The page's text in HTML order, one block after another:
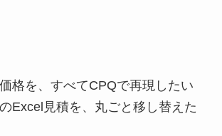
格を、すべてCPQで再現したい
Excel見積を、丸ごと移し替えた